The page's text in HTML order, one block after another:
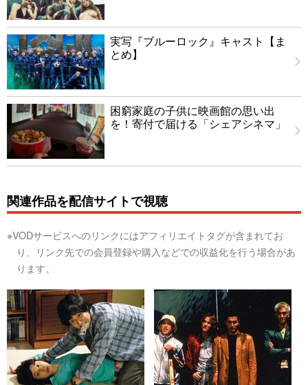
実写『ブルーロック』キャスト【ま
とめ】
困窮家庭の子供に映画館の思い出
を！寄付で届ける「シェアシネマ」
関連作品を配信サイトで視聴
※VODサービスへのリンクにはアフィリエイトタグが含まれてお
り、リンク先での会員登録や購入などでの収益化を行う場合があ
ります。